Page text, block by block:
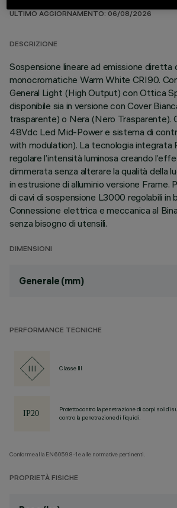
ULTIMO AGGIORNAMENTO: 06/08/2026
DESCRIZIONE
Sospensione lineare ad emissione diretta
monocromatiche Warm White CRI90.
General Light (High Output) con Ottica
disponibile sia in versione con Cover
trasparente) o Nera (Nero Trasparente).
48Vdc Led Mid-Power e sistema di
with modulation). La tecnologia
regolare l’intensità luminosa creando
dimmerata senza alterare la qualità della
in estrusione di alluminio versione
di cavi di sospensione L3000 regolabili in
Connessione elettrica e meccanica al
senza bisogno di utensili.
DIMENSIONI
Generale (mm)
PERFORMANCE TECNICHE
Classe III
Protetto contro la penetrazione di corpi solidi
contro la penetrazione di liquidi.
Conforme alla EN60598-1 e alle normative pertinenti.
PROPRIETÀ FISICHE